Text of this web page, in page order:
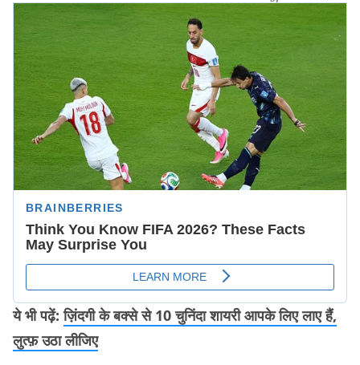
ये भी पढ़ें:ज़िंदगी के बक्से से 10 चुनिंदा शायरी आपके लिए लाए हैं,
लुत्फ़ उठा लीजिए